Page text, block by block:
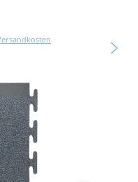
Preis: